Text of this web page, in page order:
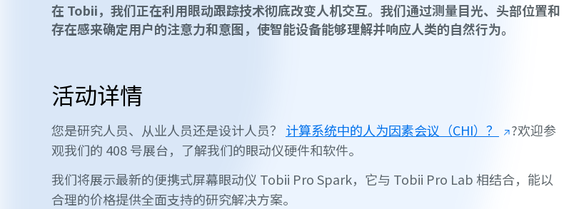
在 Tobii，我们正在利用眼动跟踪技术彻底改变人机交互。我们通过测量目光、头部位置和
存在感来确定用户的注意力和意图，使智能设备能够理解并响应人类的自然行为。
活动详情
您是研究人员、从业人员还是设计人员？ 计算系统中的人为因素会议（CHI）？
?欢迎参
观我们的 408 号展台，了解我们的眼动仪硬件和软件。
我们将展示最新的便携式屏幕眼动仪 Tobii Pro Spark，它与 Tobii Pro Lab 相结合，能以
合理的价格提供全面支持的研究解决方案。